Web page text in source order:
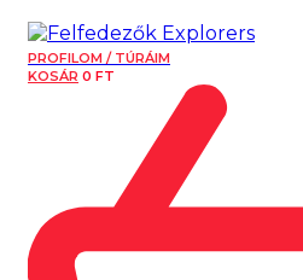
PROFILOM / TÚRÁIM
KOSÁR 0 FT